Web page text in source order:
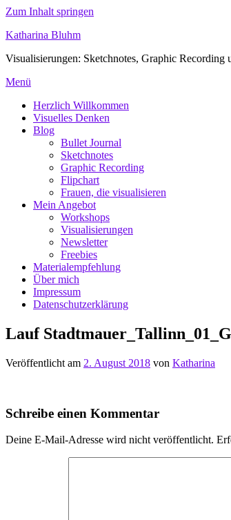
Zum Inhalt springen
Katharina Bluhm
Visualisierungen: Sketchnotes, Graphic Recording
Menü
Herzlich Willkommen
Visuelles Denken
Blog
Bullet Journal
Sketchnotes
Graphic Recording
Flipchart
Frauen, die visualisieren
Mein Angebot
Workshops
Visualisierungen
Newsletter
Freebies
Materialempfehlung
Über mich
Impressum
Datenschutzerklärung
Lauf
Veröffentlicht am 2. August 2018 von Katharina
Schreibe einen Kommentar
Deine E-Mail-Adresse wird nicht veröffentlicht.